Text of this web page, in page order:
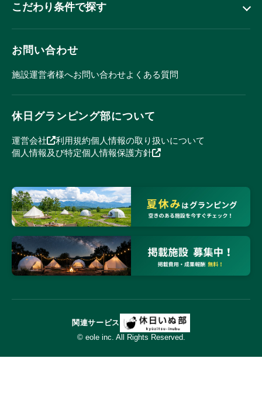
こだわり条件で探す
お問い合わせ
施設運営者様へお問い合わせよくある質問
休日グランピング部について
運営会社 利用規約個人情報の取り扱いについて
個人情報及び特定個人情報保護方針
関連サービス
© eole inc. All Rights Reserved.